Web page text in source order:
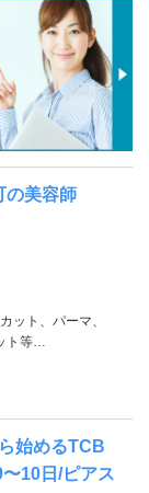
の美容師
ット、パーマ、
ト等…
始めるTCB
10日/ピアス